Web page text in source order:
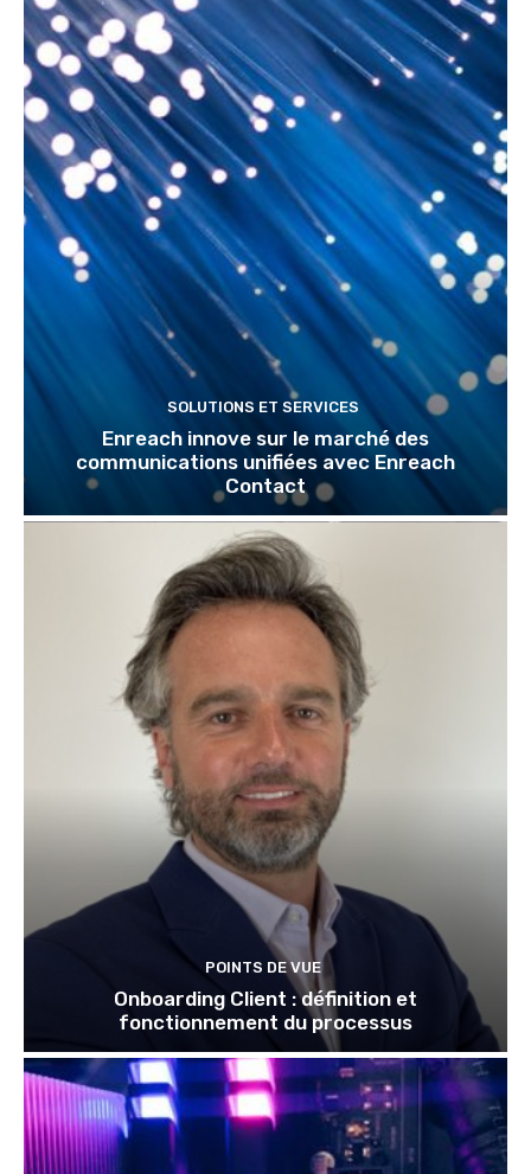
SOLUTIONS ET SERVICES
Enreach innove sur le marché des
communications unifiées avec Enreach
Contact
POINTS DE VUE
Onboarding Client : définition et
fonctionnement du processus